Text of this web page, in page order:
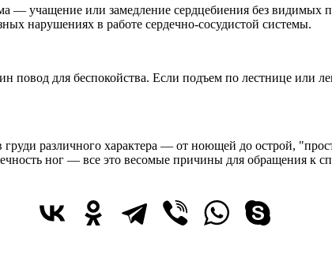
— учащение или замедление сердцебиения без видимых
нарушениях в работе сердечно-сосудистой системы.
для беспокойства. Если подъем по лестнице или
различного характера — от ноющей до острой,
ног — все это весомые причины для обращения к